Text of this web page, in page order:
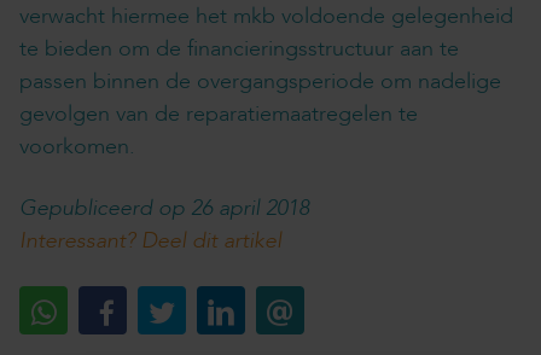
verwacht hiermee het mkb voldoende gelegenheid
te bieden om de financieringsstructuur aan te
passen binnen de overgangsperiode om nadelige
gevolgen van de reparatiemaatregelen te
voorkomen.
Gepubliceerd op 26 april 2018
Interessant? Deel dit artikel